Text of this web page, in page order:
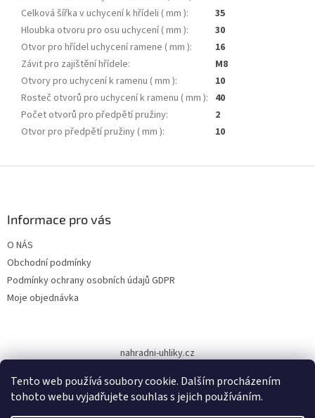
Tento web používá soubory cookie. Dalším procházením
tohoto webu vyjadřujete souhlas s jejich používáním.
Celková šířka v uchycení k hřídeli ( mm ):
35
Hloubka otvoru pro osu uchycení ( mm ):
30
Otvor pro hřídel uchycení ramene ( mm ):
16
Závit pro zajištění hřídele:
M8
Otvory pro uchycení k ramenu ( mm ):
10
Rosteč otvorů pro uchycení k ramenu ( mm ): 40
Počet otvorů pro předpětí pružiny:
2
Otvor pro předpětí pružiny ( mm ): 10
Informace pro vás
O NÁS
Obchodní podmínky
Podmínky ochrany osobních údajů GDPR
Moje objednávka
nahradni-uhliky.cz